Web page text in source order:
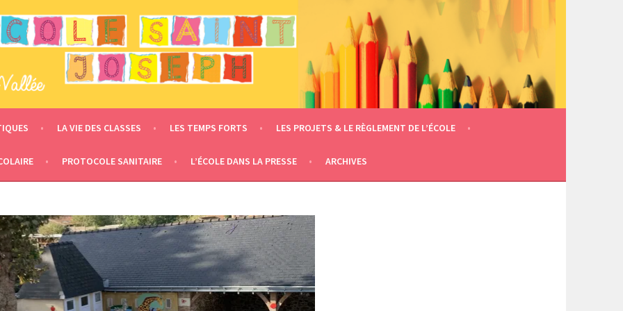
LE MESNIL EN VALLÉE
LA VIE DES CLASSES LES TEMPS FORTS LES PROJETS & LE RÈGLEMENT DE L’ÉCOLE
PROTOCOLE SANITAIRE L’ÉCOLE DANS LA PRESSE ARCHIVES